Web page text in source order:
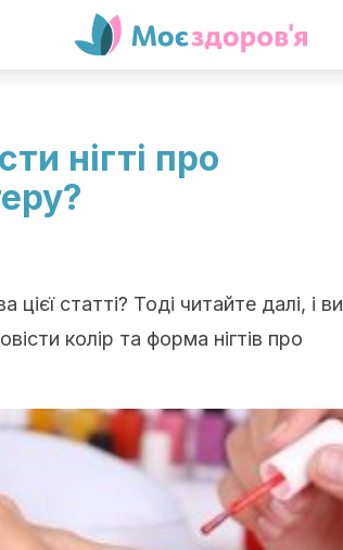
нігті про
цієї статті? Тоді читайте далі, і ви
колір та форма нігтів про